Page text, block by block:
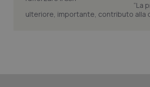
“La
ulteriore, importante, contributo alla